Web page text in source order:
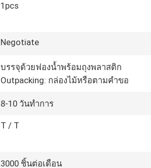
1pcs
Negotiate
บรรจุด้วยฟองน้ำพร้อมถุงพลาสติก
Outpacking: กล่องไม้หรือตามคำขอ
8-10 วันทำการ
T / T
3000 ชิ้นต่อเดือน